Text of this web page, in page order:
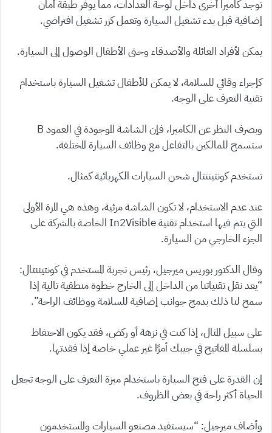
توجد كاميرا أخرى داخل لوحة العدادات، مما يوفر طبقة أمان
إضافية قبل بدء تشغيل السيارة وتعمل كزر تشغيل افتراضي.
يمكن لأفراد العائلة والأصدقاء وحتى الأطفال الوصول إلى السيارة.
كإجراء وقائي للسلامة، لا يمكن للأطفال تشغيل السيارة باستخدام
تقنية التعرف على الوجه.
وبصرف النظر عن الكاميرا، فإن الشاشة الموجودة في العمود B
ستسمح للمالكين بالتفاعل مع وظائف السيارة المختلفة.
تستخدم كونتيننتال شحن السيارات الكهربائية كمثال.
عند عدم الاستخدام، لا تكون الشاشة مرئية، وهذه هي المرة الأولى
التي يتم فيها استخدام تقنية In2Visible الخاصة بالشركة على
الجزء الخارجي من السيارة.
وقال الدكتور بوريس ميرجيل، رئيس تجربة المستخدم في كونتيننتال:
“يعد نقل تقنياتنا من الداخل إلى الخارج خطوة منطقية تالية إذا
سمح لنا ذلك بدمج جوانب إضافية للسلامة ووظائف الراحة”.
على سبيل المثال، إذا كنت في نزهة أو ركض، فقد يكون الاحتفاظ
بسلسلة المفاتيح في جيبك أمرًا غير عملي خاصة إذا فقدتها.
إن القدرة على فتح السيارة باستخدام ميزة التعرف على الوجه تجعل
الحياة أكثر راحة في بعض الظروف.
وأضاف ميرجيل: “سيستفيد مصنعو السيارات والمستخدمون